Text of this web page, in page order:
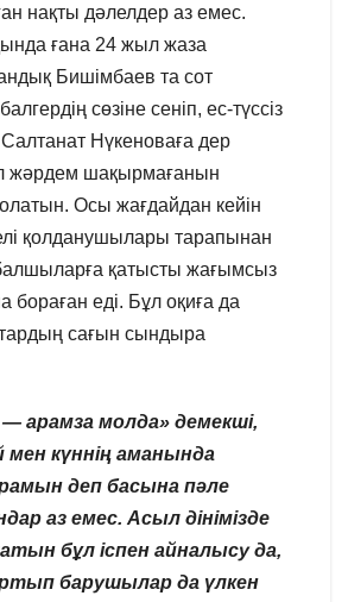
нақты дәлелдер аз емес.
ғана 24 жыл жаза
Бишімбаев та сот
сөзіне сеніп, ес-түссіз
Нүкеноваға дер
жәрдем шақырмағанын
Осы жағдайдан кейін
қолданушылары тарапынан
қатысты жағымсыз
бораған еді. Бұл оқиға да
сағын сындыра
— арамза молда» демекші,
мен күннің аманында
деп басына пәле
аз емес. Асыл дінімізде
бұл іспен айналысу да,
барушылар да үлкен